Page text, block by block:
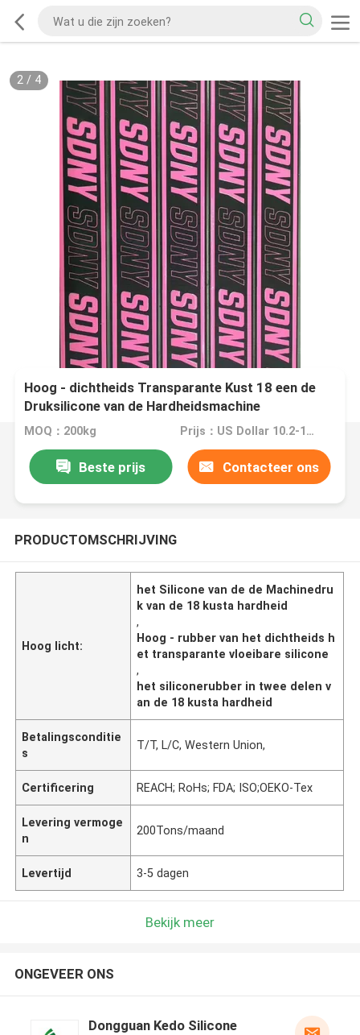
2/ 4
Hoog - dichtheids Transparante Kust 18 een de
Druksilicone van de Hardheidsmachine
MOQ：200kg Prijs：US Dollar 10.2-11.5/kg
Beste prijs Contacteer ons
PRODUCTOMSCHRIJVING
Hoog licht:
het Silicone van de de Machinedru
k van de 18 kusta hardheid
,
Hoog - rubber van het dichtheids h
et transparante vloeibare silicone
,
het siliconerubber in twee delen v
an de 18 kusta hardheid
Betalingsconditie
s
T/T, L/C, Western Union,
Certificering REACH; RoHs; FDA; ISO;OEKO-Tex
Levering vermoge
n
200Tons/maand
Levertijd 3-5 dagen
Bekijk meer
ONGEVEER ONS
Dongguan Kedo Silicone